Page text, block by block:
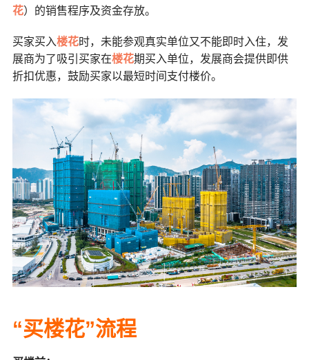
花）的销售程序及资金存放。
买家买入楼花时，未能参观真实单位又不能即时入住，发
展商为了吸引买家在楼花期买入单位，发展商会提供即供
折扣优惠，鼓励买家以最短时间支付楼价。
“买楼花”流程